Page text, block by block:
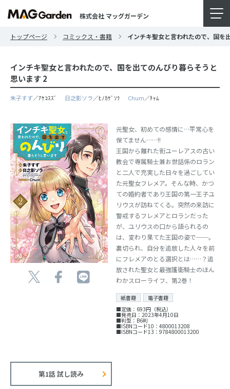
株式会社 マッグガーデン
トップページ コミックス・書籍 インチキ聖女と言われたので、国を
インチキ聖女と言われたので、国を出てのんびり暮らそうと
思います 2
朱子すず／ｱｹｺｽｽﾞ 日之影ソラ／ﾋﾉｶｹﾞｿﾗ Chum／ﾁｬﾑ
元聖女、初めての感情に…平常心を
保てません……!!
王国から離れた街ユーレアスの古い
教会で専属騎士兼お世話係のロラン
と二人で充実した日々を過ごしてい
た元聖女フレメア。そんな時、かつ
ての婚約者であり王国の第一王子ユ
リウスが訪ねてくる。突然の来訪に
警戒するフレメアとロランだった
が、ユリウスの口から語られるの
は、変わり果てた王国の姿で──。
裏切られ、自分を追放した人々を前
にフレメアのとる選択とは……？追
放された聖女と最強護衛騎士のほん
わかスローライフ、第2巻！
紙書籍
電子書籍
■定価：693円（税込）
■発売日：2023年4月10日
■判型：B6判
■ISBNコード10：4800013208
■ISBNコード13：9784800013200
第1話 試し読み